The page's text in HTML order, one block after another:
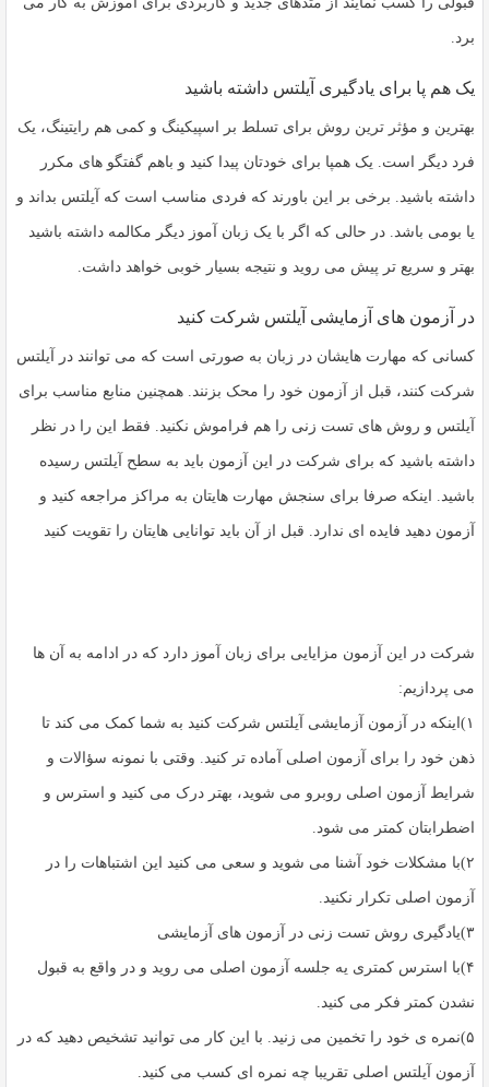
برد.
یک هم پا برای یادگیری آیلتس داشته باشید
بهترین و مؤثر ترین روش برای تسلط بر اسپیکینگ و کمی هم رایتینگ، یک
فرد دیگر است. یک همپا برای خودتان پیدا کنید و باهم گفتگو های مکرر
داشته باشید. برخی بر این باورند که فردی مناسب است که آیلتس بداند و
یا بومی باشد. در حالی که اگر با یک زبان آموز دیگر مکالمه داشته باشید
بهتر و سریع تر پیش می روید و نتیجه بسیار خوبی خواهد داشت.
در آزمون های آزمایشی آیلتس شرکت کنید
کسانی که مهارت هایشان در زبان به صورتی است که می توانند در آیلتس
شرکت کنند، قبل از آزمون خود را محک بزنند. همچنین منابع مناسب برای
آیلتس و روش های تست زنی را هم فراموش نکنید. فقط این را در نظر
داشته باشید که برای شرکت در این آزمون باید به سطح آیلتس رسیده
باشید. اینکه صرفا برای سنجش مهارت هایتان به مراکز مراجعه کنید و
آزمون دهید فایده ای ندارد. قبل از آن باید توانایی هایتان را تقویت کنید
شرکت در این آزمون مزایایی برای زبان آموز دارد که در ادامه به آن ها
می پردازیم:
۱)اینکه در آزمون آزمایشی آیلتس شرکت کنید به شما کمک می کند تا
ذهن خود را برای آزمون اصلی آماده تر کنید. وقتی با نمونه سؤالات و
شرایط آزمون اصلی روبرو می شوید، بهتر درک می کنید و استرس و
اضطرابتان کمتر می شود.
۲)با مشکلات خود آشنا می شوید و سعی می کنید این اشتباهات را در
آزمون اصلی تکرار نکنید.
۳)یادگیری روش تست زنی در آزمون های آزمایشی
۴)با استرس کمتری یه جلسه آزمون اصلی می روید و در واقع به قبول
نشدن کمتر فکر می کنید.
۵)نمره ی خود را تخمین می زنید. با این کار می توانید تشخیص دهید که در
آزمون آیلتس اصلی تقریبا چه نمره ای کسب می کنید.